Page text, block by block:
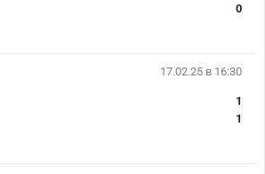
0
17.02.25 в 16:30
1
1